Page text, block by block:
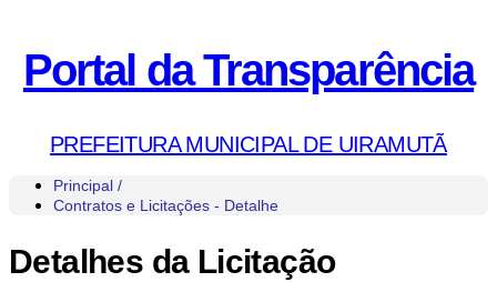
Portal da Transparência
PREFEITURA MUNICIPAL DE UIRAMUTÃ
Principal /
Contratos e Licitações - Detalhe
Detalhes da Licitação